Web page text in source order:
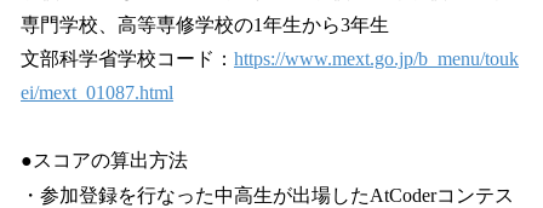
専門学校、高等専修学校の1年生から3年生
文部科学省学校コード： https://www.mext.go.jp/b_menu/touk
ei/mext_01087.html
●スコアの算出方法
・参加登録を行なった中高生が出場したAtCoderコンテス